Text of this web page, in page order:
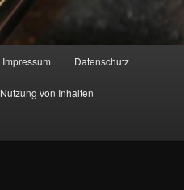
Impressum Datenschutz
Nutzung von Inhalten